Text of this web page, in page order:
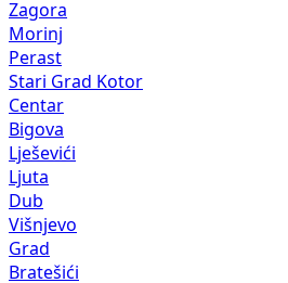
Zagora
Morinj
Perast
Stari Grad Kotor
Centar
Bigova
Lješevići
Ljuta
Dub
Višnjevo
Grad
Bratešići